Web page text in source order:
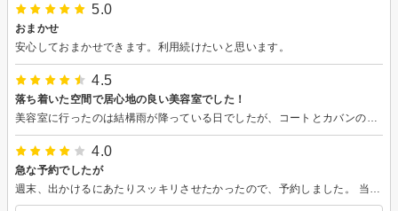
5.0
おまかせ
安心しておまかせできます。利用続けたいと思います。
4.5
落ち着いた空間で居心地の良い美容室でした！
4.0
急な予約でしたが